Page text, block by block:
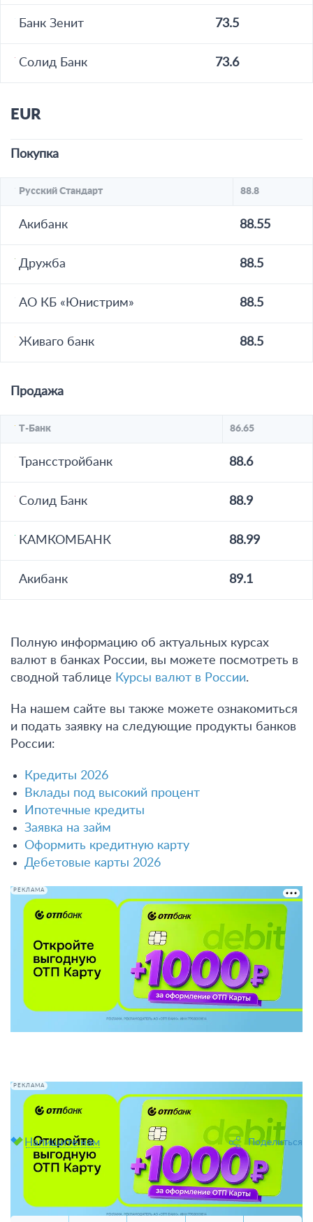
Банк Зенит 73.5
Солид Банк 73.6
EUR
Покупка
Русский Стандарт 88.8
Акибанк 88.55
Дружба 88.5
АО КБ «Юнистрим» 88.5
Живаго банк 88.5
Продажа
Т-Банк 86.65
Трансстройбанк 88.6
Солид Банк 88.9
КАМКОМБАНК 88.99
Акибанк 89.1
Полную информацию об актуальных курсах
валют в банках России, вы можете посмотреть в
сводной таблице Курсы валют в России.
На нашем сайте вы также можете ознакомиться
и подать заявку на следующие продукты банков
России:
Кредиты 2026
Вклады под высокий процент
Ипотечные кредиты
Заявка на займ
Оформить кредитную карту
Дебетовые карты 2026
РЕКЛАМА
РЕКЛАМА
Обнаружили ошибку? Пожалуйста, выделите участок
Напишите нам Поделиться
Источник: Bankiros.ru
Оцените статью